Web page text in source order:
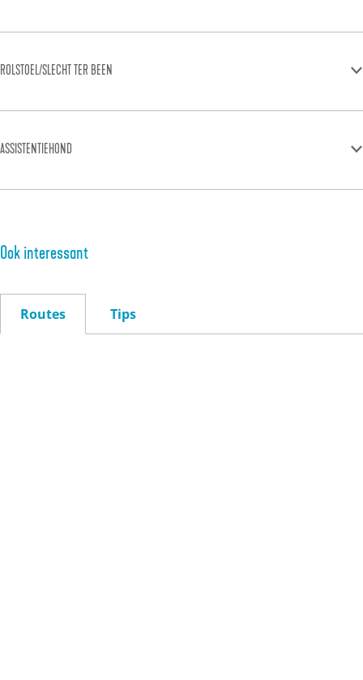
ROLSTOEL/SLECHT TER BEEN
ASSISTENTIEHOND
Ook interessant
Routes Tips